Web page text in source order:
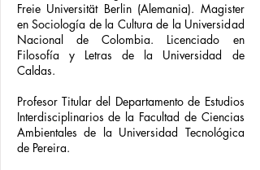
Freie Universität Berlin (Alemania). Magister
en Sociología de la Cultura de la Universidad
Nacional de Colombia. Licenciado en
Filosofía y Letras de la Universidad de
Caldas.
Profesor Titular del Departamento de Estudios
Interdisciplinarios de la Facultad de Ciencias
Ambientales de la Universidad Tecnológica
de Pereira.